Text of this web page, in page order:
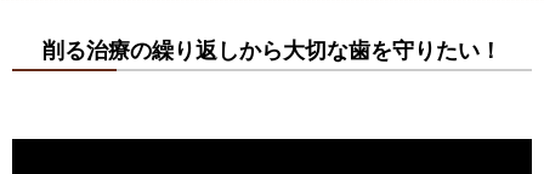
削る治療の繰り返しから大切な歯を守りたい！